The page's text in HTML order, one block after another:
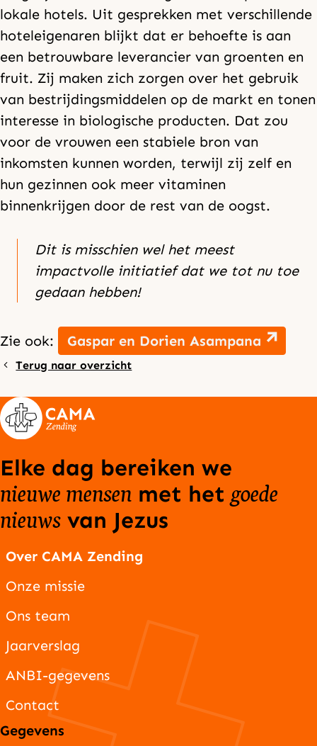
lokale hotels. Uit gesprekken met verschillende
hoteleigenaren blijkt dat er behoefte is aan
een betrouwbare leverancier van groenten en
fruit. Zij maken zich zorgen over het gebruik
van bestrijdingsmiddelen op de markt en tonen
interesse in biologische producten. Dat zou
voor de vrouwen een stabiele bron van
inkomsten kunnen worden, terwijl zij zelf en
hun gezinnen ook meer vitaminen
binnenkrijgen door de rest van de oogst.
Dit is misschien wel het meest
impactvolle initiatief dat we tot nu toe
gedaan hebben!
Zie ook: Gaspar en Dorien Asampana
Terug naar overzicht
Elke dag bereiken we
nieuwe mensen met het goede
nieuws van Jezus
Over CAMA Zending
Onze missie
Ons team
Jaarverslag
ANBI-gegevens
Contact
Gegevens